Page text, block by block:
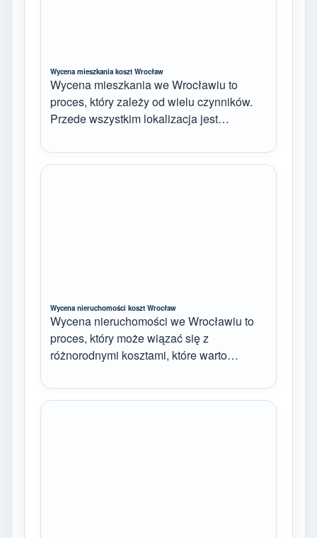
Wycena mieszkania koszt Wrocław
Wycena mieszkania we Wrocławiu to
proces, który zależy od wielu czynników.
Przede wszystkim lokalizacja jest…
Wycena nieruchomości koszt Wrocław
Wycena nieruchomości we Wrocławiu to
proces, który może wiązać się z
różnorodnymi kosztami, które warto…